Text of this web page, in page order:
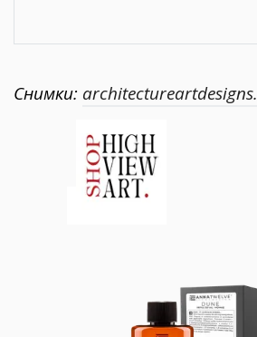
Снимки: